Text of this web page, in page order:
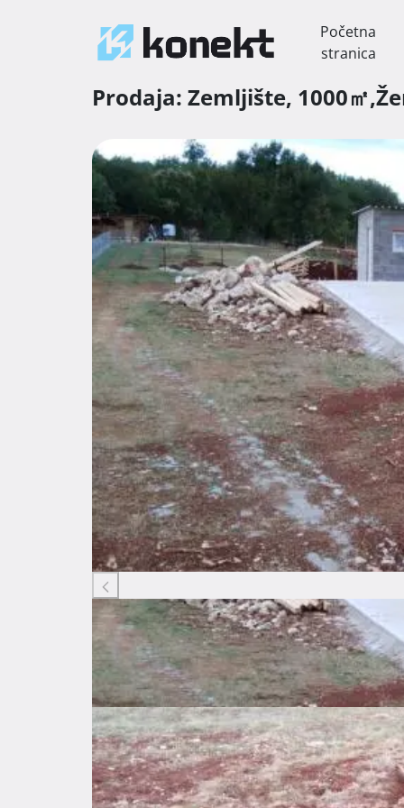
Početna
stranica
Prodaja: Zemljište, 1000㎡,